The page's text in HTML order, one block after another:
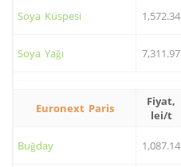
Soya Küspesi 1,572.34
Soya Yağı 7,311.97
Euronext Paris
Fiyat,
lei/t
Buğday 1,087.14